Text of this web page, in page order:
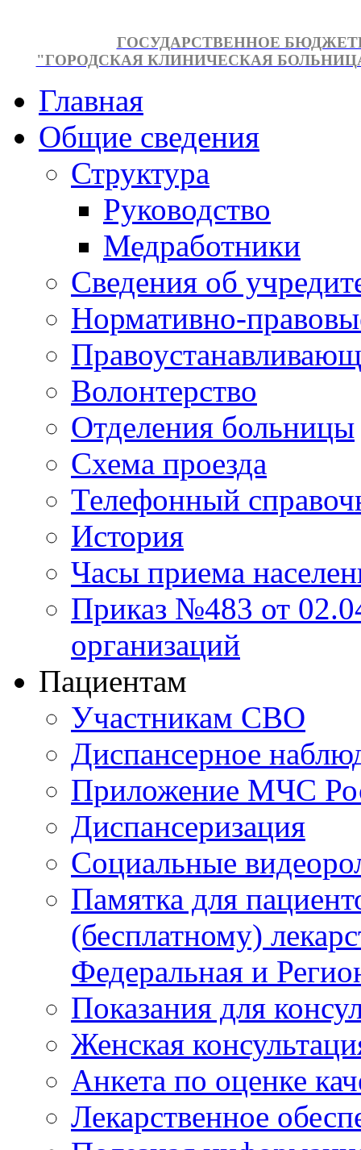
ГОСУДАРСТВЕННОЕ
"ГОРОДСКАЯ КЛИНИЧЕСКАЯ
Главная
Общие сведения
Структура
Руководство
Медработники
Сведения об
Нормативно-
Волонтерство
Отделения больницы
Схема проезда
Телефонный
История
Часы приема
Приказ №483 от
организаций
Пациентам
Участникам СВО
Диспансерное
Приложение МЧС
Диспансеризация
Социальные
Памятка для
(бесплатному)
Федеральная и
Показания для
Женская
Анкета по оценке
Лекарственное